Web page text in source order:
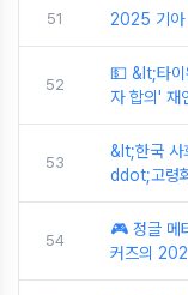
51 2025 기아
52
💵 &lt;타이
자 합의' 재
53
&lt;한국 사
ddot;고령
54
🎮 정글 메
커즈의